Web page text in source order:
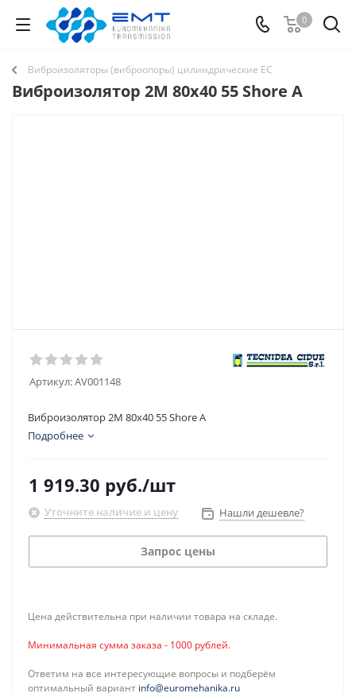
0
Виброизоляторы (виброопоры) цилиндрические EC
Виброизолятор 2M 80x40 55 Shore A
Артикул:AV001148
Виброизолятор 2M 80x40 55 Shore A
Подробнее
1 919.30 руб./шт
Уточните наличие и цену Нашли дешевле?
Запрос цены
Цена действительна при наличии товара на складе.
Минимальная сумма заказа - 1000 рублей.
Ответим на все интересующие вопросы и подберём
оптимальный вариант info@euromehanika.ru